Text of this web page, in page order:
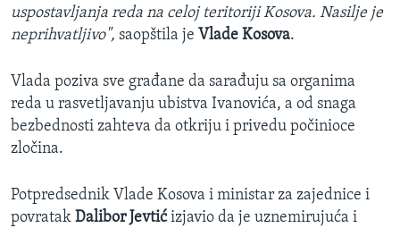
uspostavljanja reda na celoj teritoriji Kosova. Nasilje je
neprihvatljivo", saopštila je Vlade Kosova.
Vlada poziva sve građane da sarađuju sa organima
reda u rasvetljavanju ubistva Ivanovića, a od snaga
bezbednosti zahteva da otkriju i privedu počinioce
zločina.
Potpredsednik Vlade Kosova i ministar za zajednice i
povratak Dalibor Jevtićizjavio da je uznemirujuća i